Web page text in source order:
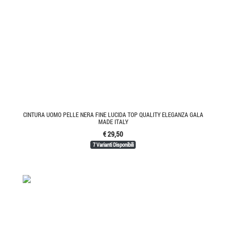
CINTURA UOMO PELLE NERA FINE LUCIDA TOP QUALITY ELEGANZA GALA
MADE ITALY
€ 29,50
7 Varianti Disponibili